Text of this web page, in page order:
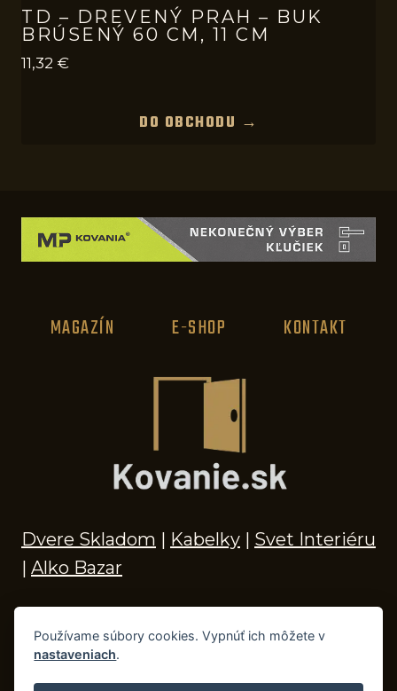
TD – DREVENÝ PRAH – BUK
BRÚSENÝ 60 CM, 11 CM
11,32 €
DO OBCHODU →
MAGAZÍN E-SHOP KONTAKT
Dvere Skladom | Kabelky | Svet Interiéru
| Alko Bazar
© 2026 Kľučky na dvere, madlá, kovania,
Používame súbory cookies. Vypnúť ich môžete v
nastaveniach.